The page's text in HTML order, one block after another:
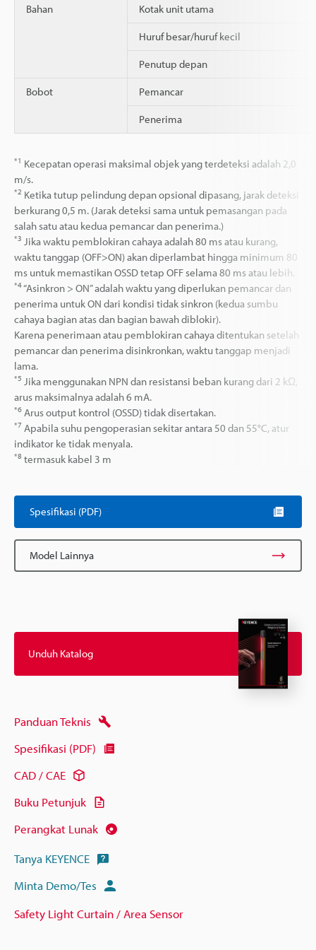
Bahan Kotak unit utama
Huruf besar/huruf kecil
Penutup depan
Bobot Pemancar
Penerima
*1 Kecepatan operasi maksimal objek yang terdeteksi adalah 2,0
m/s.
*2 Ketika tutup pelindung depan opsional dipasang, jarak deteksi
berkurang 0,5 m. (Jarak deteksi sama untuk pemasangan pada
salah satu atau kedua pemancar dan penerima.)
*3 Jika waktu pemblokiran cahaya adalah 80 ms atau kurang,
waktu tanggap (OFF>ON) akan diperlambat hingga minimum 80
ms untuk memastikan OSSD tetap OFF selama 80 ms atau lebih.
*4“Asinkron > ON” adalah waktu yang diperlukan pemancar dan
penerima untuk ON dari kondisi tidak sinkron (kedua sumbu
cahaya bagian atas dan bagian bawah diblokir).
Karena penerimaan atau pemblokiran cahaya ditentukan setelah
pemancar dan penerima disinkronkan, waktu tanggap menjadi
lama.
*5 Jika menggunakan NPN dan resistansi beban kurang dari 2 kΩ,
arus maksimalnya adalah 6 mA.
*6 Arus output kontrol (OSSD) tidak disertakan.
*7 Apabila suhu pengoperasian sekitar antara 50 dan 55°C, atur
indikator ke tidak menyala.
*8 termasuk kabel 3 m
Spesifikasi (PDF)
Model Lainnya
Unduh Katalog
Panduan Teknis
Spesifikasi (PDF)
CAD / CAE
Buku Petunjuk
Perangkat Lunak
Tanya KEYENCE
Minta Demo/Tes
Safety Light Curtain / Area Sensor